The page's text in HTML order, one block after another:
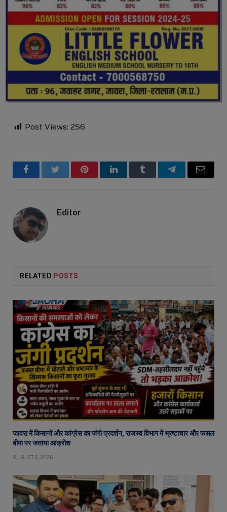
Post Views: 256
FacebookTwitter PinterestLinkedInTumblr TelegramEmail
Editor
RELATED POSTS
जावरा में किसानों और कांग्रेस का जंगी प्रदर्शन, राजस्व विभाग में भ्रष्टाचार और फसल
बीमा पर जताया आक्रोश
AUGUST 6, 2026